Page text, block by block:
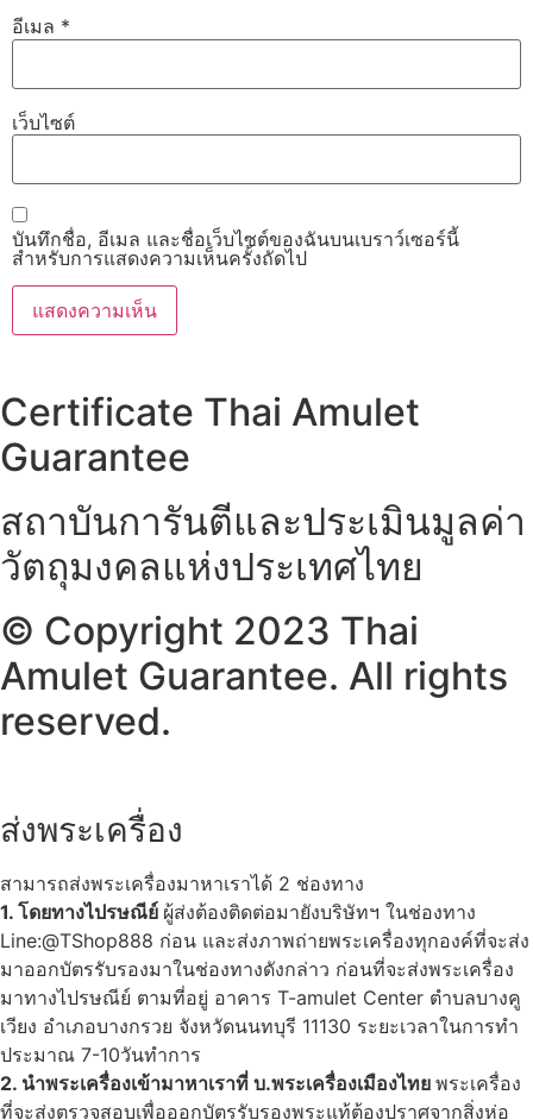
อีเมล *
เว็บไซต์
บันทึกชื่อ, อีเมล และชื่อเว็บไซต์ของฉันบนเบราว์เซอร์นี้
สำหรับการแสดงความเห็นครั้งถัดไป
Certificate Thai Amulet
Guarantee
สถาบันการันตีและประเมินมูลค่า
วัตถุมงคลแห่งประเทศไทย
© Copyright 2023 Thai
Amulet Guarantee. All rights
reserved.
ส่งพระเครื่อง
สามารถส่งพระเครื่องมาหาเราได้ 2 ช่องทาง
1. โดยทางไปรษณีย์ ผู้ส่งต้องติดต่อมายังบริษัทฯ ในช่องทาง
Line:@TShop888 ก่อน และส่งภาพถ่ายพระเครื่องทุกองค์ที่จะส่ง
มาออกบัตรรับรองมาในช่องทางดังกล่าว ก่อนที่จะส่งพระเครื่อง
มาทางไปรษณีย์ ตามที่อยู่ อาคาร T-amulet Center ตำบลบางคู
เวียง อำเภอบางกรวย จังหวัดนนทบุรี 11130 ระยะเวลาในการทำ
ประมาณ 7-10วันทำการ
2. นำพระเครื่องเข้ามาหาเราที่ บ.พระเครื่องเมืองไทย พระเครื่อง
ที่จะส่งตรวจสอบเพื่อออกบัตรรับรองพระแท้ต้องปราศจากสิ่งห่อ